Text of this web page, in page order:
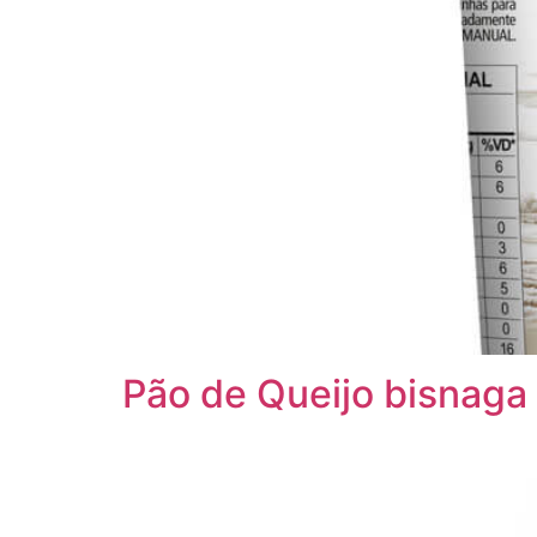
Pão de Queijo